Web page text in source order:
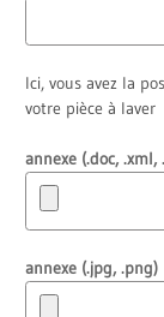
Ici, vous avez la
votre pièce à laver
annexe (.doc, .xml,
annexe (.jpg, .png)